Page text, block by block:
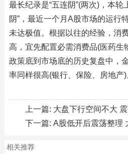
最长纪录是“五连阴”(两次)，本轮
阴”，最近一个月A股市场的运行
未达极值。根据以往的经验，消
高，宜先配置必需消费品(医药生
政策底到市场底的历史复盘中，
率同样很高(银行、保险、房地产)
上一篇: 大盘下行空间不大
下一篇: A股低开后震荡整理
相关推荐